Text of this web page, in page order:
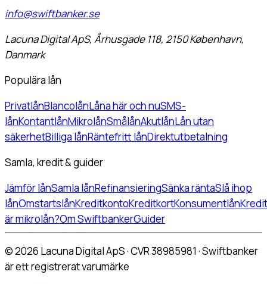
info@swiftbanker.se
Lacuna Digital ApS, Århusgade 118, 2150 København,
Danmark
Populära lån
PrivatlånBlancolånLåna här och nuSMS-
lånKontantlånMikrolånSmålånAkutlånLån utan
säkerhetBilliga lånRäntefritt lånDirektutbetalning
Samla, kredit & guider
Jämför lånSamla lånRefinansieringSänka räntaSlå ihop
lånOmstartslånKreditkontoKreditkortKonsumentlån
är mikrolån?Om SwiftbankerGuider
©2026 Lacuna Digital ApS · CVR 38985981 · Swiftbanker
är ett registrerat varumärke